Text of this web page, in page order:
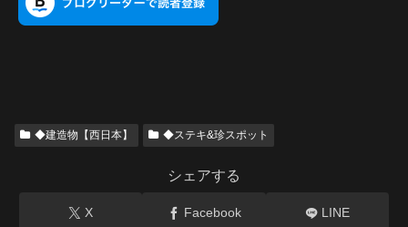
◆建造物【西日本】 ◆ステキ&珍スポット
シェアする
X Facebook LINE